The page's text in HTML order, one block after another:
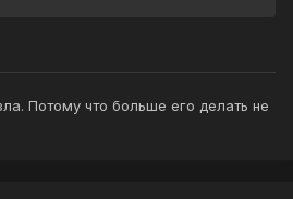
Потому что больше его делать не